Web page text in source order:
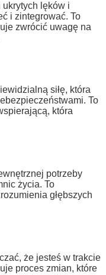
lęków i
i zintegrować. To
zwrócić uwagę na
siłę, która
To
która
potrzeby
życia. To
głębszych
że jesteś w trakcie
proces zmian, które